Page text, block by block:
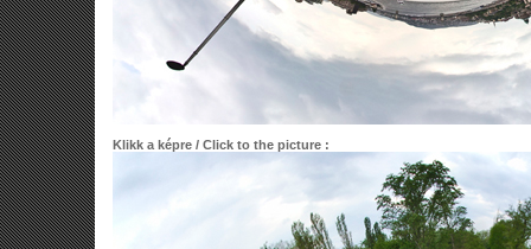
Klikk a képre / Click to the picture :